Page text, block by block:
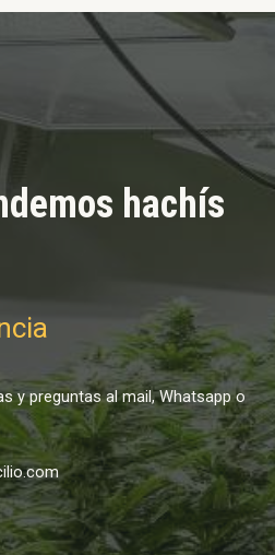
hachís
y preguntas al mail, Whatsapp o